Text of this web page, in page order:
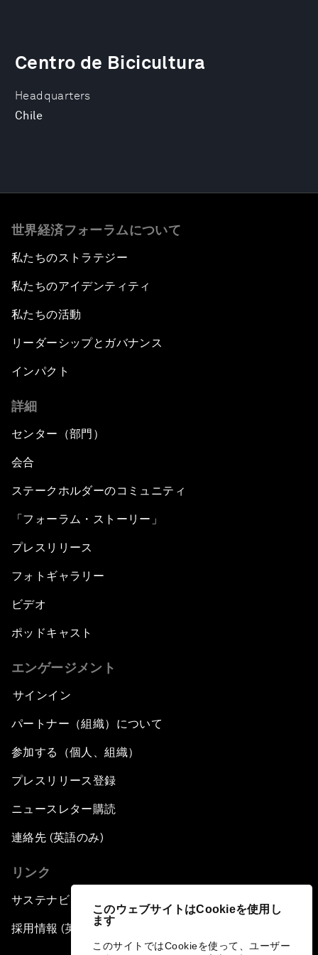
このウェブサイトはCookieを使用し
ます
このサイトではCookieを使って、ユーザー
Headquarters
Chile
Centro de Bicicultura
世界経済フォーラムについて
私たちのストラテジー
私たちのアイデンティティ
私たちの活動
リーダーシップとガバナンス
インパクト
詳細
センター（部門）
会合
ステークホルダーのコミュニティ
「フォーラム・ストーリー」
プレスリリース
フォトギャラリー
ビデオ
ポッドキャスト
エンゲージメント
サインイン
パートナー（組織）について
参加する（個人、組織）
プレスリリース登録
ニュースレター購読
連絡先 (英語のみ)
リンク
サステナビリティへの取り組み
採用情報 (英語のみ)